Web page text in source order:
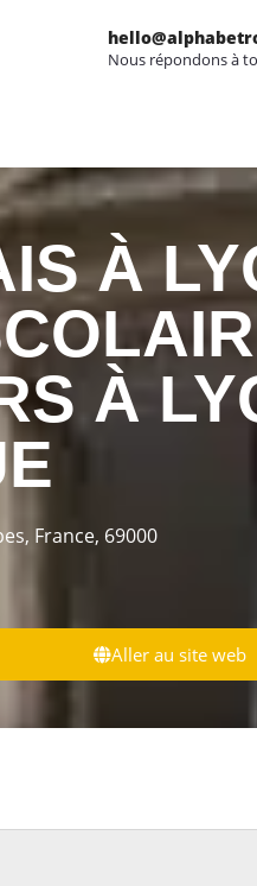
Nous répondons à
À
À
France, 69000
Aller au site web